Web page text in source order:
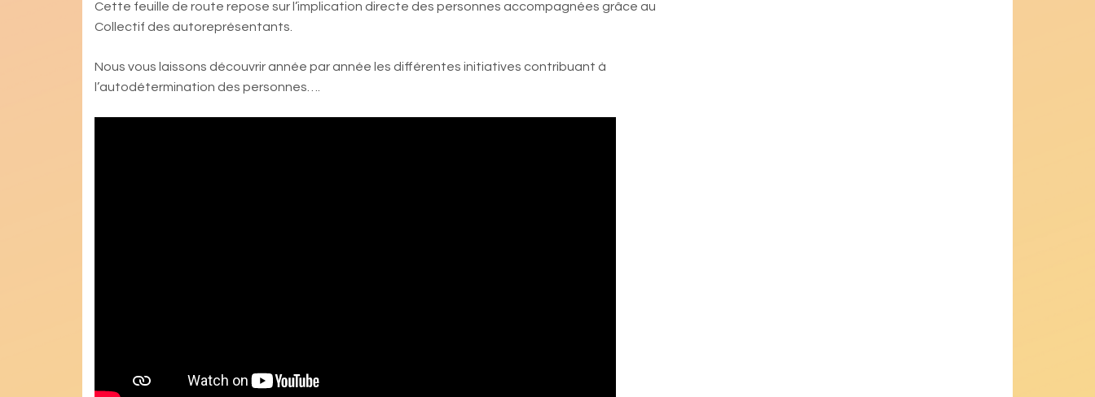
Cette feuille de route repose sur l’implication directe des personnes accompagnées grâce au
Collectif des autoreprésentants.
Nous vous laissons découvrir année par année les différentes initiatives contribuant à
l’autodétermination des personnes….